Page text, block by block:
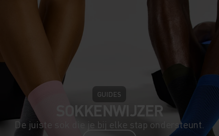
GUIDES
SOKKENWIJZER
De juiste sok die je bij elke stap ondersteunt.